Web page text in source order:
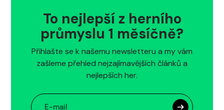
To nejlepší z herního
průmyslu 1 měsíčně?
Přihlašte se k našemu newsletteru a my vám
zašleme přehled nejzajímavějších článků a
nejlepších her.